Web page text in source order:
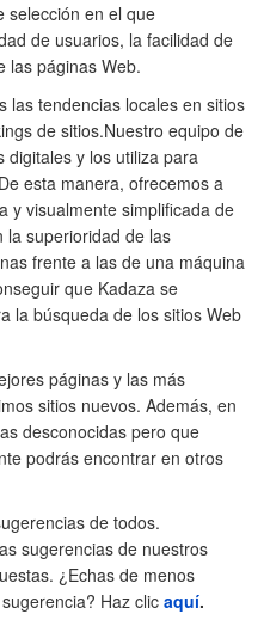
selección en el que
de usuarios, la facilidad de
las páginas Web.
las tendencias locales en sitios
de sitios.Nuestro equipo de
digitales y los utiliza para
esta manera, ofrecemos a
y visualmente simplificada de
la superioridad de las
frente a las de una máquina
que Kadaza se
la búsqueda de los sitios Web
páginas y las más
sitios nuevos. Además, en
desconocidas pero que
podrás encontrar en otros
de todos.
sugerencias de nuestros
¿Echas de menos
Haz clic aquí.